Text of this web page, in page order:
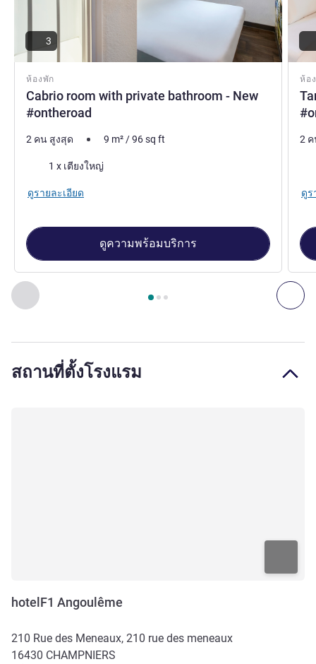
ก่อนหน้า - ห้องพัก ถั
หน้า1 , ห้องพัก 1 : Cabrio room with private bathroom
ห้องพัก
Cabrio room with private bathroom - New
#ontheroad
3
2 คน สูงสุด 9 m²/96sq ft
เครื่องนอน
1 x เตียงใหญ่
ดูรายละเอียด
ดูความพร้อมบริการ
ห้อ
2
ดูร
สถานที่ตั้งโรงแรม
hotelF1 Angoulême
210 Rue des Meneaux, 210 rue des meneaux
16430 CHAMPNIERS